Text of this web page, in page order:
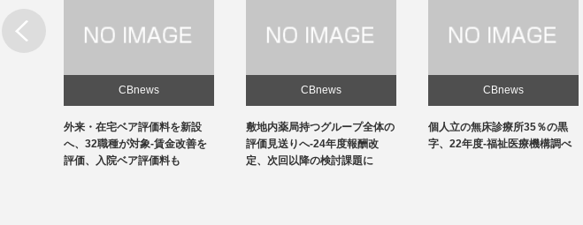
CBnews
敷地内薬局持つグループ全体の
評価見送りへ-24年度報酬改
定、次回以降の検討課題に
CBnews
個人立の無床診療所35％の黒
字、22年度-福祉医療機構調べ
CBnews
個人立の無床診療所35％の黒
字、22年度-福祉医療機構調べ